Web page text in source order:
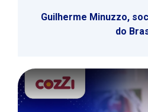
Guilherme Minuzzo,
do